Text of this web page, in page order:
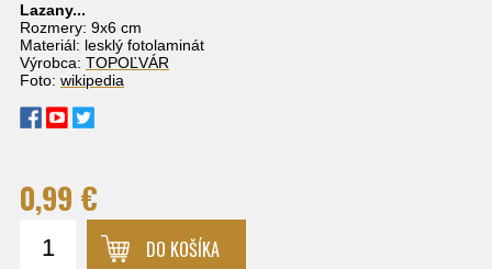
Lazany...
Rozmery: 9x6 cm
Materiál: lesklý fotolaminát
Výrobca: TOPOĽVÁR
Foto: wikipedia
0,99 €
DO KOŠÍKA